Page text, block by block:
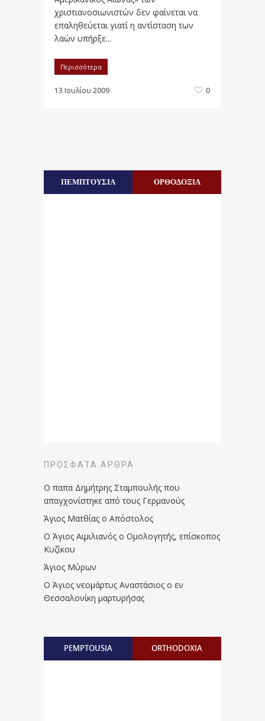
χριστιανοσιωνιστών δεν φαίνεται να
επαληθεύεται γιατί η αντίσταση των
λαών υπήρξε...
Περισσότερα
13 Ιουλίου 2009 0
ΠΕΜΠΤΟΥΣΙΑ ΟΡΘΟΔΟΞΙΑ
ΠΡΌΣΦΑΤΑ ΆΡΘΡΑ
Ο παπα Δημήτρης Σταμπουλής που
απαγχονίστηκε από τους Γερμανούς
Άγιος Ματθίας ο Απόστολος
Ο Άγιος Αιμιλιανός ο Ομολογητής, επίσκοπος
Κυζίκου
Άγιος Μύρων
Ο Άγιος νεομάρτυς Αναστάσιος ο εν
Θεσσαλονίκη μαρτυρήσας
PEMPTOUSIA ORTHODOXIA